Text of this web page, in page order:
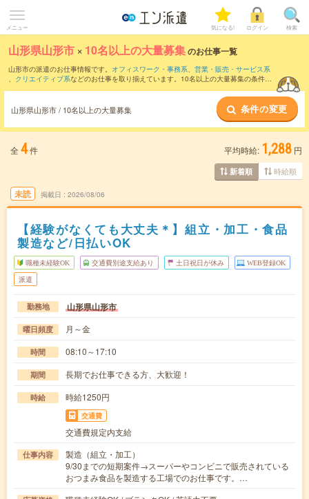
メニュー 気になる! ログイン 検索
山形県山形市 × 10名以上の大量募集のお仕事一覧
山形市の派遣のお仕事情報です。 オフィスワーク・事務系、 営業・販売・サービス系
、 クリエイティブ系などのお仕事を取り揃えています。10名以上の大量募集の条件の
山形県山形市 / 10名以上の大量募集 条件の変更
全 4件 平均時給: 1,288 円
新着順 時給順
未読 掲載日 2026/08/06
【経験がなくても大丈夫＊】組立・加工・食品
製造など/日払いOK
職種未経験OK 交通費別途支給あり 土日祝日が休み WEB登録OK
派遣
勤務地 山形県山形市
曜日頻度 月～金
時間 08:10～17:10
期間 長期でお仕事できる方、大歓迎！
時給 時給1250円
交通費
交通費規定内支給
仕事内容
製造（組立・加工）
9/30までの短期案件→スーパーやコンビニで販売されている
おつまみ食品を製造する工場でのお仕事です。…